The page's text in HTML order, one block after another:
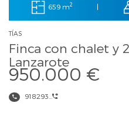
659 m2 |
TÍAS
Finca con chalet y
Lanzarote
950.000 €
918293...